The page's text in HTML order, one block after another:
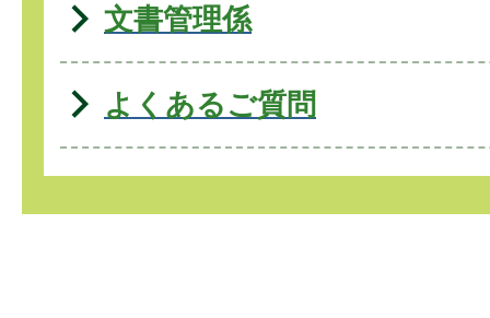
文書管理係
よくあるご質問